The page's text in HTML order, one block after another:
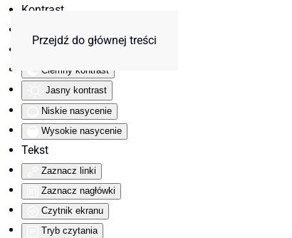
Kontrast
Ciemny kontrast
Jasny kontrast
Niskie nasycenie
Wysokie nasycenie
Tekst
Zaznacz linki
Zaznacz nagłówki
Czytnik ekranu
Tryb czytania
Przejdź do głównej treści